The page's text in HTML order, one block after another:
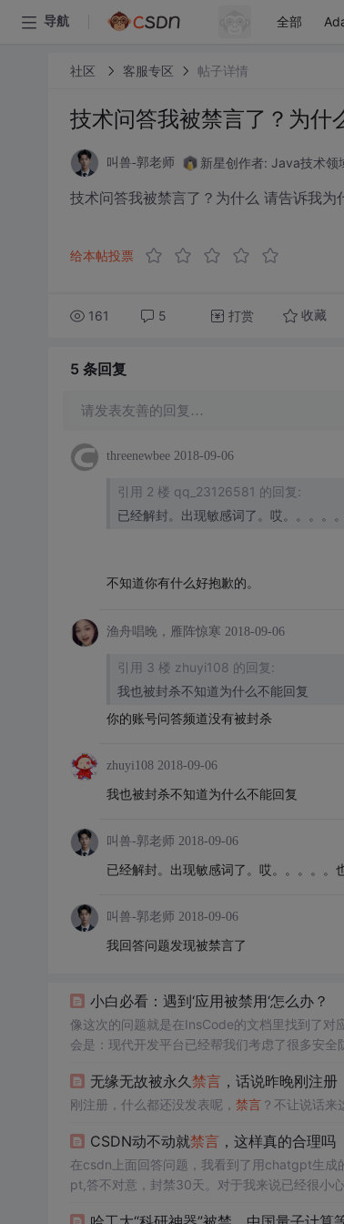
导航 全部
社区 客服专区 帖子详情
技术问答我被禁言了？为什
叫兽-郭老师 新星创作者: Java技术领
技术问答我被禁言了？为什么 请告诉我为
给本帖投票
161 5 打赏 收藏
5 条回复
请发表友善的回复…
threenewbee 2018-09-06
引用 2 楼 qq_23126581 的回复:
已经解封。出现敏感词了。哎。。。。
不知道你有什么好抱歉的。
渔舟唱晚，雁阵惊寒 2018-09-06
引用 3 楼 zhuyi108 的回复:
我也被封杀不知道为什么不能回复
你的账号问答频道没有被封杀
zhuyi108 2018-09-06
我也被封杀不知道为什么不能回复
叫兽-郭老师 2018-09-06
已经解封。出现敏感词了。哎。。。。。
叫兽-郭老师 2018-09-06
我回答问题发现被禁言了
小白必看：遇到‘应用被禁用‘怎么办？
像这次的问题就是在InsCode的文档里找到了对
会是：现代开发平台已经帮我们考虑了很多安
止了当前应用的运行。写代码时，如果触发了
入。
无缘无故被永久禁言 ，话说昨晚刚注册
刚注册，什么都还没发表呢， 禁言
CSDN动不动就禁言 ，这样真的合理吗
在csdn上面回答问题，我看到了用chatgpt生成
pt,答不对意，封禁30天。对于我来说已经很小